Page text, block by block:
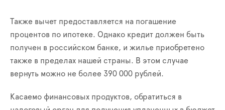
Также вычет предоставляется на погашение
процентов по ипотеке. Однако кредит должен быть
получен в российском банке, и жилье приобретено
также в пределах нашей страны. В этом случае
вернуть можно не более 390 000 рублей.
Касаемо финансовых продуктов, обратиться в